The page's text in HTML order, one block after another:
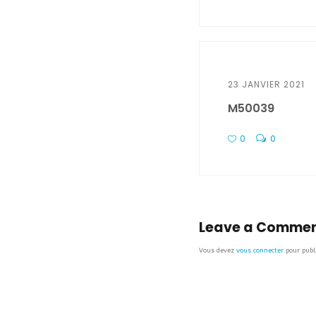
23 JANVIER 2021
M50039
0 0
Leave a
Vous devez vous connecter pour